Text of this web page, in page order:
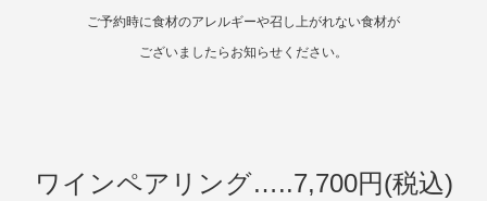
ご予約時に食材のアレルギーや召し上がれない食材が
ございましたらお知らせください。
ワインペアリング…..7,700円(税込)